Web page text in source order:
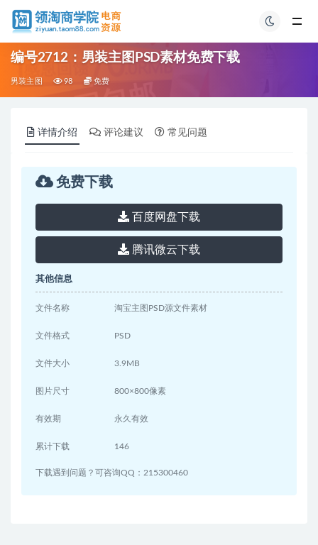
编号2712：男装主图PSD素材免费下载
男装主图 98 免费
详情介绍 评论建议 常见问题
免费下载
百度网盘下载
腾讯微云下载
其他信息
文件名称 淘宝主图PSD源文件素材
文件格式 PSD
文件大小 3.9MB
图片尺寸 800×800像素
有效期 永久有效
累计下载 146
下载遇到问题？可咨询QQ：215300460